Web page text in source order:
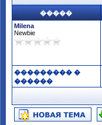
�����
Milena
Newbie
��������� �
������